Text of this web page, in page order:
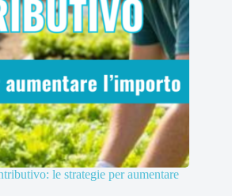
le strategie per aumentare